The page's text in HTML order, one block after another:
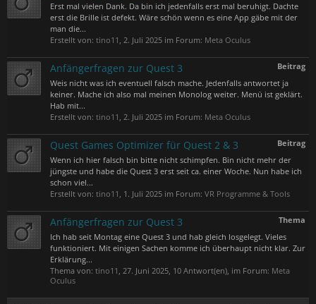
Erst mal vielen Dank. Da bin ich jedenfalls erst mal beruhigt. Dachte
erst die Brille ist defekt. Wäre schön wenn es eine App gäbe mit der
man die...
Erstellt von: tino11 , 2. Juli 2025 im Forum: Meta Oculus
Beitrag
Anfängerfragen zur Quest 3
Weis nicht was ich eventuell falsch mache. Jedenfalls antwortet ja
keiner. Mache ich also mal meinen Monolog weiter. Menü ist geklärt.
Hab mit...
Erstellt von: tino11 , 2. Juli 2025 im Forum: Meta Oculus
Beitrag
Quest Games Optimizer für Quest 2 & 3
Wenn ich hier falsch bin bitte nicht schimpfen. Bin nicht mehr der
jüngste und habe die Quest 3 erst seit ca. einer Woche. Nun habe ich
schon viel...
Erstellt von: tino11 , 1. Juli 2025 im Forum: VR Programme & Tools
Thema
Anfängerfragen zur Quest 3
Ich hab seit Montag eine Quest 3 und hab gleich losgelegt. Vieles
funktioniert. Mit einigen Sachen komme ich überhaupt nicht klar. Zur
Erklärung...
Thema von: tino11 , 27. Juni 2025, 10 Antwort(en), im Forum: Meta
Oculus